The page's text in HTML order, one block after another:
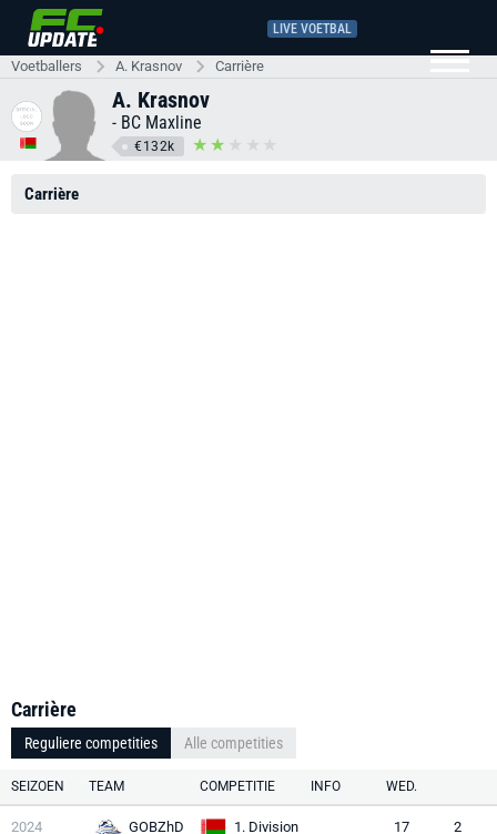
LIVE VOETBAL
Voetballers A. Krasnov Carrière
A. Krasnov
- BC Maxline
€132k
Carrière
Carrière
Reguliere competities Alle competities
SEIZOEN TEAM COMPETITIE INFO WED.
2024 GOBZhD 1. Division 17 2